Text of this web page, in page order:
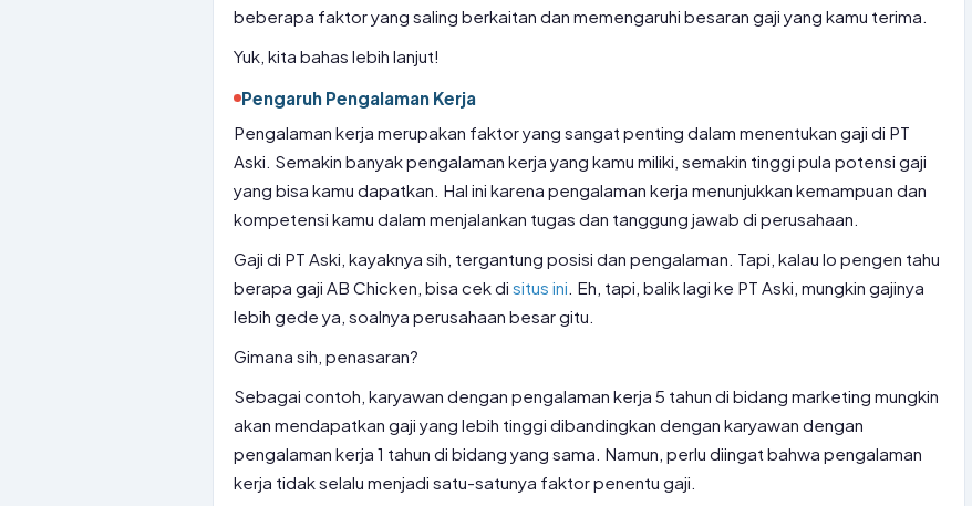
beberapa faktor yang saling berkaitan dan memengaruhi besaran gaji yang kamu terima.
Yuk, kita bahas lebih lanjut!
Pengaruh Pengalaman Kerja
Pengalaman kerja merupakan faktor yang sangat penting dalam menentukan gaji di PT
Aski. Semakin banyak pengalaman kerja yang kamu miliki, semakin tinggi pula potensi gaji
yang bisa kamu dapatkan. Hal ini karena pengalaman kerja menunjukkan kemampuan dan
kompetensi kamu dalam menjalankan tugas dan tanggung jawab di perusahaan.
Gaji di PT Aski, kayaknya sih, tergantung posisi dan pengalaman. Tapi, kalau lo pengen tahu
berapa gaji AB Chicken, bisa cek di situs ini . Eh, tapi, balik lagi ke PT Aski, mungkin gajinya
lebih gede ya, soalnya perusahaan besar gitu.
Gimana sih, penasaran?
Sebagai contoh, karyawan dengan pengalaman kerja 5 tahun di bidang marketing mungkin
akan mendapatkan gaji yang lebih tinggi dibandingkan dengan karyawan dengan
pengalaman kerja 1 tahun di bidang yang sama. Namun, perlu diingat bahwa pengalaman
kerja tidak selalu menjadi satu-satunya faktor penentu gaji.